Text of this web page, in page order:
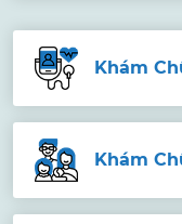
Khám
Khám